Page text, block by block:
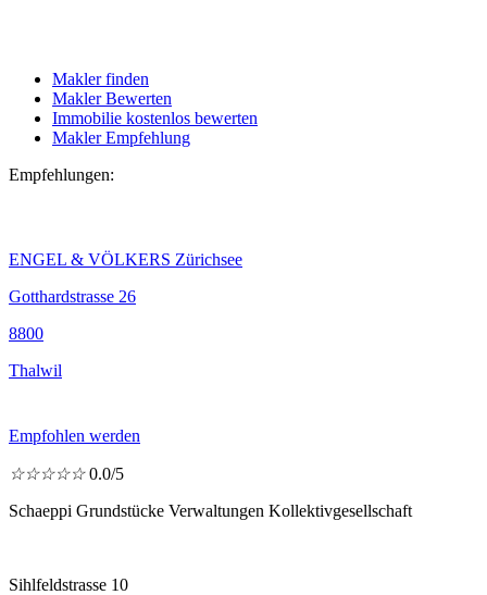
Makler finden
Makler Bewerten
Immobilie kostenlos bewerten
Makler Empfehlung
Empfehlungen:
ENGEL & VÖLKERS Zürichsee
Gotthardstrasse 26
8800
Thalwil
Empfohlen werden
☆☆☆☆☆ 0.0/5
Schaeppi Grundstücke Verwaltungen Kollektivgesellschaft
Sihlfeldstrasse 10